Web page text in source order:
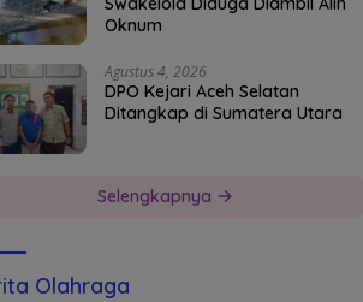
Oknum
Agustus 4, 2026
DPO Kejari Aceh Selatan
Ditangkap di Sumatera Utara
Selengkapnya
Olahraga